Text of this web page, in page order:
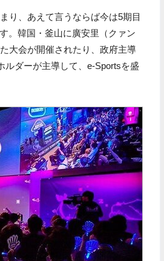
り、あえて言うならば今は5期目
。韓国・釜山に廣安里（クァン
大会が開催されたり、政府主導
ルダーが主導して、e-Sportsを盛